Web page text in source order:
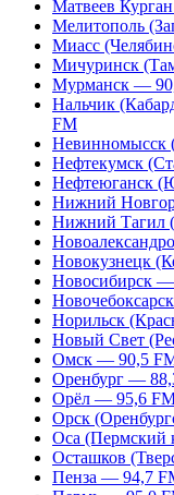
Матвеев
Мелитополь
Миасс
Мичуринск
Мурманск —
Нальчик
FM
Невинномысск
Нефтекумск
Нефтеюганск
Нижний
Нижний Тагил
Новокузнецк
Новосибирск
Норильск
Новый Свет
Омск — 90,5
Оренбург —
Орёл — 95,6
Орск
Оса (Пермский
Осташков
Пенза — 94,7